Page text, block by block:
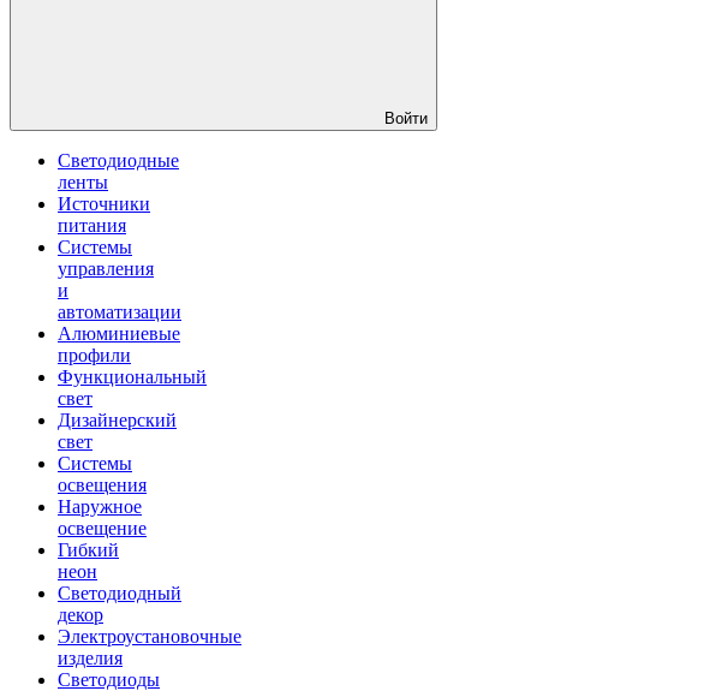
Войти
Светодиодные
ленты
Источники
питания
Системы
управления
и
автоматизации
Алюминиевые
профили
Функциональный
свет
Дизайнерский
свет
Системы
освещения
Наружное
освещение
Гибкий
неон
Светодиодный
декор
Электроустановочные
изделия
Светодиоды